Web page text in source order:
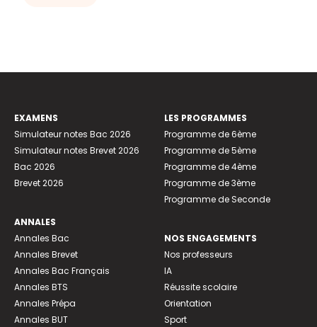
EXAMENS
Simulateur notes Bac 2026
Simulateur notes Brevet 2026
Bac 2026
Brevet 2026
ANNALES
Annales Bac
Annales Brevet
Annales Bac Français
Annales BTS
Annales Prépa
Annales BUT
LES PROGRAMMES
Programme de 6ème
Programme de 5ème
Programme de 4ème
Programme de 3ème
Programme de Seconde
NOS ENGAGEMENTS
Nos professeurs
IA
Réussite scolaire
Orientation
Sport